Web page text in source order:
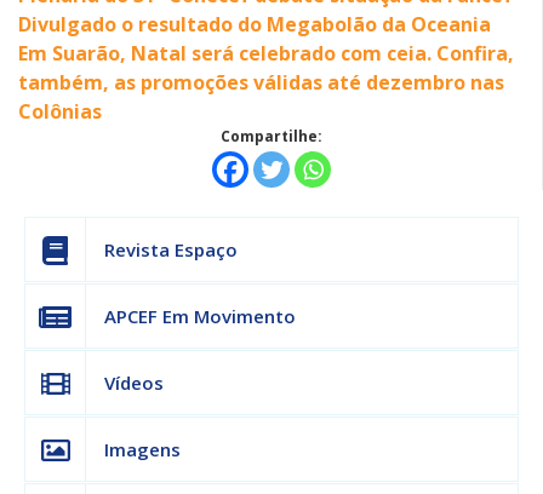
Divulgado o resultado do Megabolão da Oceania
Em Suarão, Natal será celebrado com ceia. Confira,
também, as promoções válidas até dezembro nas
Colônias
Compartilhe:
Revista Espaço
APCEF Em Movimento
Vídeos
Imagens